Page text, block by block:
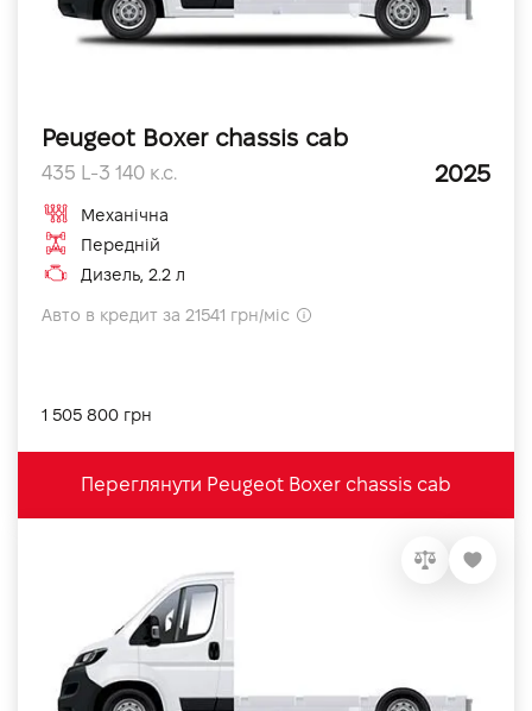
Peugeot Boxer chassis cab
435 L-3 140 к.с. 2025
Механічна
Передній
Дизель, 2.2 л
Авто в кредит за 21541 грн/міс
1 505 800 грн
Переглянути Peugeot Boxer chassis cab